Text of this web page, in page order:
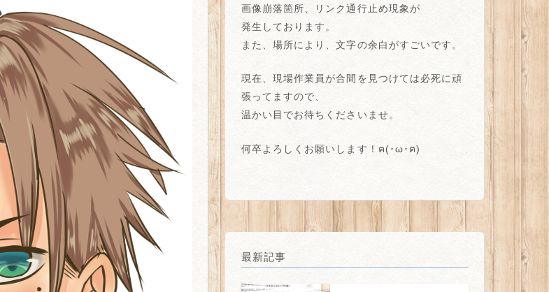
画像崩落箇所、リンク通行止め現象が
発生しております。
また、場所により、文字の余白がすごいです。
現在、現場作業員が合間を見つけては必死に頑
張ってますので、
温かい目でお待ちくださいませ。
何卒よろしくお願いします！ฅ(･ω･ฅ)
最新記事